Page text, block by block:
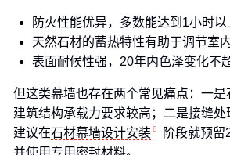
防火性能优异，多数能达到1小时
天然石材的蓄热特性有助于调节室
表面耐候性强，20年内色泽变化不
但这类幕墙也存在两个常见痛点：一
建筑结构承载力要求较高；二是接缝处
建议在石材幕墙设计安装
阶段就预留
并使用专用密封材料。